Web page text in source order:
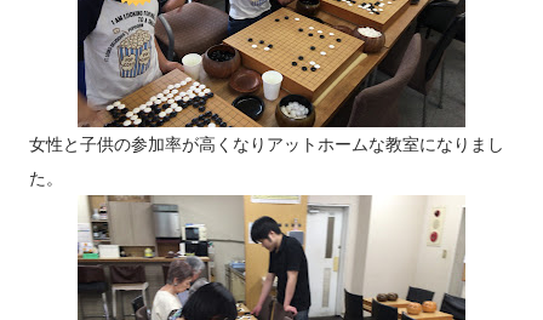
女性と子供の参加率が高くなりアットホームな教室になりまし
た。